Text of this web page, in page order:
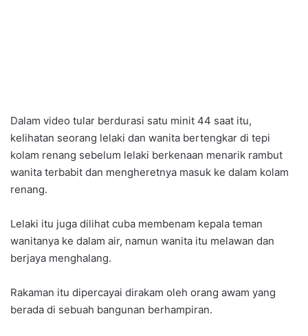
Dalam video tular berdurasi satu minit 44 saat itu,
kelihatan seorang lelaki dan wanita bertengkar di tepi
kolam renang sebelum lelaki berkenaan menarik rambut
wanita terbabit dan mengheretnya masuk ke dalam kolam
renang.
Lelaki itu juga dilihat cuba membenam kepala teman
wanitanya ke dalam air, namun wanita itu melawan dan
berjaya menghalang.
Rakaman itu dipercayai dirakam oleh orang awam yang
berada di sebuah bangunan berhampiran.